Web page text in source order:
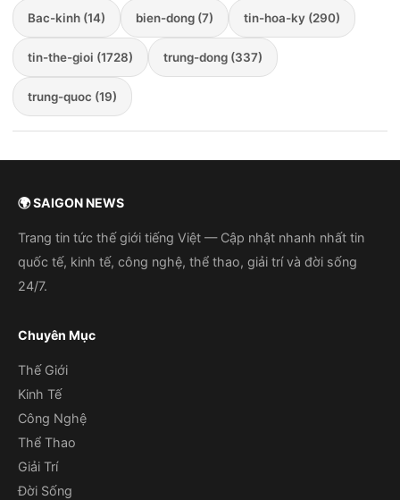
Bac-kinh (14) bien-dong (7) tin-hoa-ky (290)
tin-the-gioi (1728) trung-dong (337)
trung-quoc (19)
🌍 SAIGON NEWS
Trang tin tức thế giới tiếng Việt — Cập nhật nhanh nhất tin
quốc tế, kinh tế, công nghệ, thể thao, giải trí và đời sống
24/7.
Chuyên Mục
Thế Giới
Kinh Tế
Công Nghệ
Thể Thao
Giải Trí
Đời Sống